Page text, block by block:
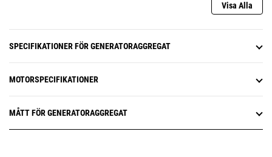
Visa Alla
SPECIFIKATIONER FÖR GENERATORAGGREGAT
MOTORSPECIFIKATIONER
MÅTT FÖR GENERATORAGGREGAT